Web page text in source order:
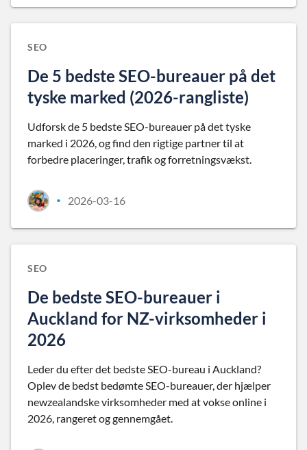
SEO
De 5 bedste SEO-bureauer på det
tyske marked (2026-rangliste)
Udforsk de 5 bedste SEO-bureauer på det tyske
marked i 2026, og find den rigtige partner til at
forbedre placeringer, trafik og forretningsvækst.
• 2026-03-16
SEO
De bedste SEO-bureauer i
Auckland for NZ-virksomheder i
2026
Leder du efter det bedste SEO-bureau i Auckland?
Oplev de bedst bedømte SEO-bureauer, der hjælper
newzealandske virksomheder med at vokse online i
2026, rangeret og gennemgået.